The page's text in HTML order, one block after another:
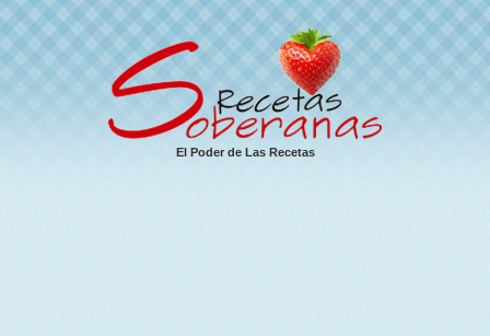
El Poder de Las Recetas